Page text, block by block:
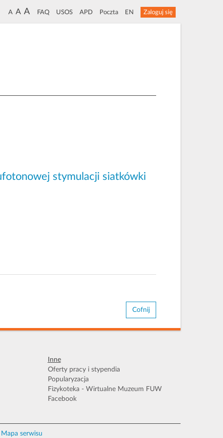
A A A FAQ USOS APD Poczta EN Zaloguj się
stymulacji siatkówki
Cofnij
Inne
Oferty pracy i stypendia
Popularyzacja
Fizykoteka - Wirtualne Muzeum FUW
Facebook
Mapa serwisu